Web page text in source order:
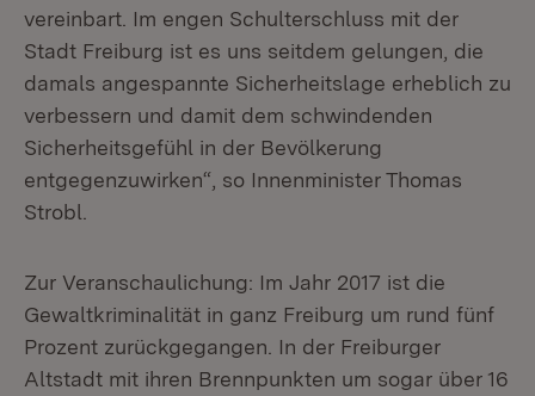
vereinbart. Im engen Schulterschluss mit der
Stadt Freiburg ist es uns seitdem gelungen, die
damals angespannte Sicherheitslage erheblich zu
verbessern und damit dem schwindenden
Sicherheitsgefühl in der Bevölkerung
entgegenzuwirken“, so Innenminister Thomas
Strobl.
Zur Veranschaulichung: Im Jahr 2017 ist die
Gewaltkriminalität in ganz Freiburg um rund fünf
Prozent zurückgegangen. In der Freiburger
Altstadt mit ihren Brennpunkten um sogar über 16